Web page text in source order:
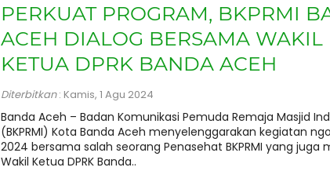
PERKUAT PROGRAM, BKPRMI
ACEH DIALOG BERSAMA WAKIL
KETUA DPRK BANDA ACEH
Diterbitkan: Kamis, 1 Agu 2024
Banda Aceh – Badan Komunikasi Pemuda Remaja Masjid
(BKPRMI) Kota Banda Aceh menyelenggarakan kegiatan
2024 bersama salah seorang Penasehat BKPRMI yang juga
Wakil Ketua DPRK Banda..